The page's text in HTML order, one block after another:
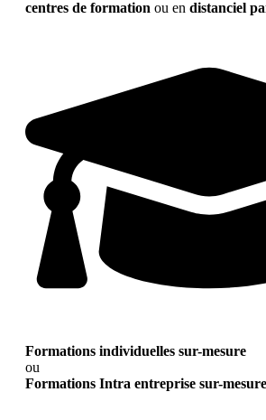
centres de formation ou en distanciel
Formations individuelles sur-mesure
ou
Formations Intra entreprise sur-